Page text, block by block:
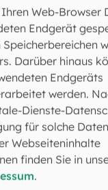
der
und
München
bis 2017 fügte an,
die
der
und Walter
von 1985 bis
kein Lehrgebäude
mit
Web-Browser
Endgerät
Darüber hinaus
Endgeräts
werden.
Dienste-
für solche
Webseiteninhalte
finden Sie in
.